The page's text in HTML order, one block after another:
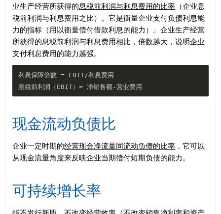
业生产经营所获得的息税前利润与利息费用的比率 （企业息
税前利润与利息费用之比）。它是衡量企业支付负债利息能
力的指标（用以衡量偿付借款利息的能力）。企业生产经营
所获得的息税前利润与利息费用相比，倍数越大，说明企业
支付利息费用的能力越强。
利息保障倍数 = EBIT/利息费用
现金流动负债比
企业一定时期的经营现金净流量同流动负债的比率 ，它可以
从现金流量角度来反映企业当期偿付短期负债的能力。
可持续增长率